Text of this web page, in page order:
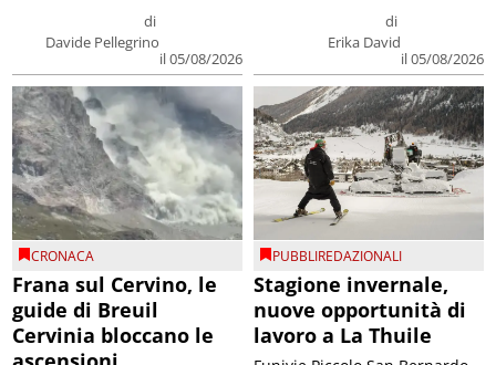
di
Davide Pellegrino
il 05/08/2026
di
Erika David
il 05/08/2026
CRONACA
Frana sul Cervino, le
guide di Breuil
Cervinia bloccano le
PUBBLIREDAZIONALI
Stagione invernale,
nuove opportunità di
lavoro a La Thuile